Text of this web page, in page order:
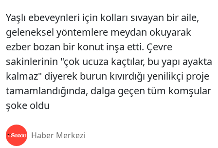
Yaşlı ebeveynleri için kolları sıvayan bir aile,
geleneksel yöntemlere meydan okuyarak
ezber bozan bir konut inşa etti. Çevre
sakinlerinin "çok ucuza kaçtılar, bu yapı ayakta
kalmaz" diyerek burun kıvırdığı yenilikçi proje
tamamlandığında, dalga geçen tüm komşular
şoke oldu
Haber Merkezi